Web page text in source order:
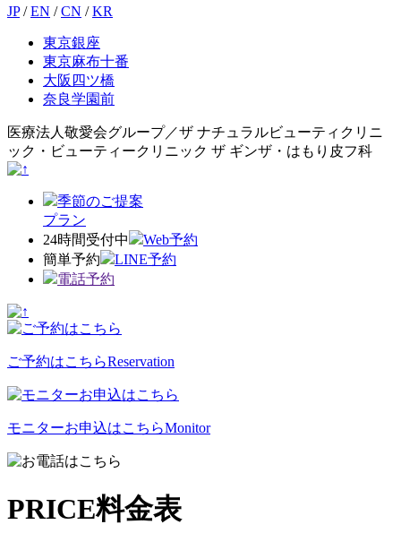
JP / EN / CN / KR
東京銀座
東京麻布十番
大阪四ツ橋
奈良学園前
医療法人敬愛会グループ／ザ ナチュラルビューティクリニ
ック・ビューティークリニック ザ ギンザ・はもり皮フ科
季節のご提案
プラン
24時間受付中
Web予約
簡単予約
LINE予約
電話予約
ご予約はこちらReservation
モニターお申込はこちらMonitor
PRICE料金表